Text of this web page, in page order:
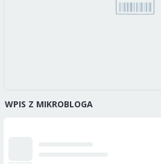
WPIS Z MIKROBLOGA